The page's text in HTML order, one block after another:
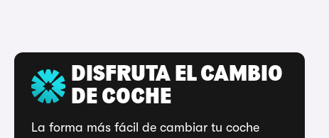
DISFRUTA EL CAMBIO
DE COCHE
La forma más fácil de cambiar tu coche